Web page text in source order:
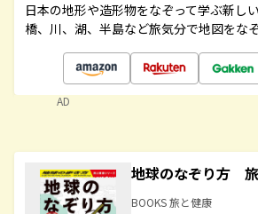
日本の地形や造形物をなぞって学ぶ新し
橋、川、湖、半島など旅気分で地図をな
AD
地球のなぞり方
BOOKS 旅と健康